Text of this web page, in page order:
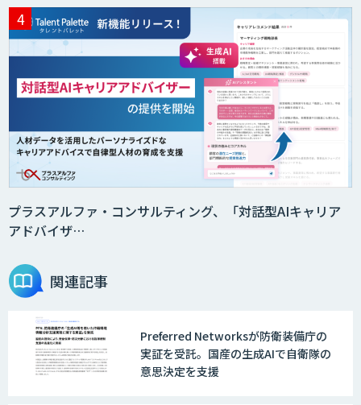
スクレイプPro
SAT
DX推進のパートナーに「ジンベイ 生成
AI・DXコンサルティング」
JAPAN AI SALES
プラスアルファ・コンサルティング、「対話型AIキャリア
アドバイザ…
関連記事
Preferred Networksが防衛装備庁の
実証を受託。国産の生成AIで自衛隊の
意思決定を支援